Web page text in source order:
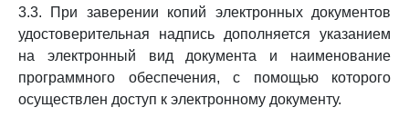
3.3. При заверении копий электронных документов
удостоверительная надпись дополняется указанием
на электронный вид документа и наименование
программного обеспечения, с помощью которого
осуществлен доступ к электронному документу.